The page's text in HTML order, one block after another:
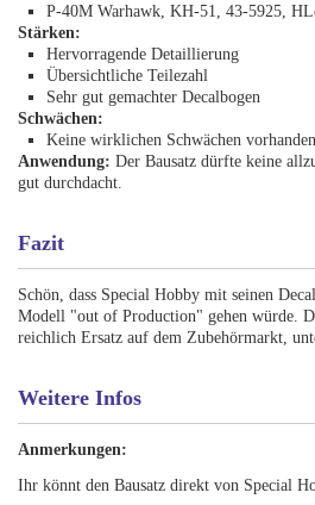
P-40M Warhawk, KH-51, 43-5925,
Stärken:
Hervorragende Detaillierung
Übersichtliche Teilezahl
Sehr gut gemachter Decalbogen
Schwächen:
Keine wirklichen Schwächen vorhanden
Anwendung:Der Bausatz dürfte keine
gut durchdacht.
Fazit
Schön, dass Special Hobby mit seinen
Modell "out of Production" gehen würde.
reichlich Ersatz auf dem Zubehörmarkt,
Weitere Infos
Anmerkungen:
Ihr könnt den Bausatz direkt von Special